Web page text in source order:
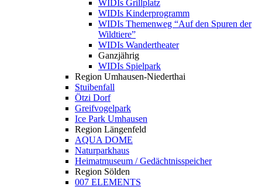
WIDIs Grillplatz
WIDIs Kinderprogramm
WIDIs Themenweg “Auf den Spuren der
Wildtiere”
WIDIs Wandertheater
Ganzjährig
WIDIs Spielpark
Region Umhausen-Niederthai
Stuibenfall
Ötzi Dorf
Greifvogelpark
Ice Park Umhausen
Region Längenfeld
AQUA DOME
Naturparkhaus
Heimatmuseum / Gedächtnisspeicher
Region Sölden
007 ELEMENTS